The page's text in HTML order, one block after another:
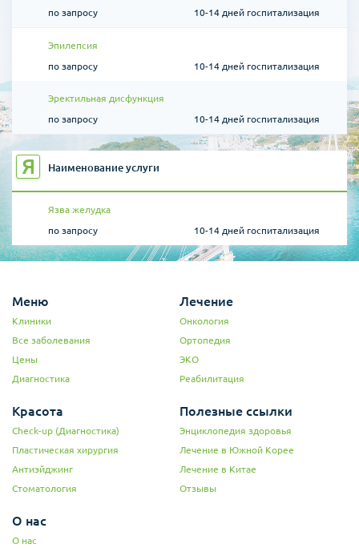
по запросу
10-14 дней госпитализация
Эпилепсия
по запросу
10-14 дней госпитализация
Эректильная дисфункция
по запросу
10-14 дней госпитализация
Я Наименование услуги
Язва желудка
по запросу
10-14 дней госпитализация
Меню
Клиники
Все заболевания
Цены
Диагностика
Лечение
Онкология
Ортопедия
ЭКО
Реабилитация
Красота
Check-up (Диагностика)
Пластическая хирургия
Антиэйджинг
Стоматология
Полезные ссылки
Энциклопедия здоровья
Лечение в Южной Корее
Лечение в Китае
Отзывы
О нас
О нас